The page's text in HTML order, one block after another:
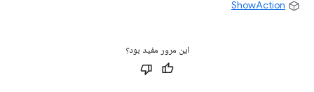
ShowAction
این مرور مفید بود؟